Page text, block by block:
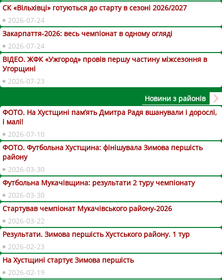
СК «Вільхівці» готуються до старту в сезоні 2026/2027
2026-07-24
Закарпаття-2026: весь чемпіонат в одному огляді
2026-07-24
ВІДЕО. ЖФК «Ужгород» провів першу частину міжсезоння в
Угорщині
2026-07-23
Новини з районів
ФОТО. На Хустщині пам’ять Дмитра Радя вшанували і дорослі,
і малі!
2026-07-10
ФОТО. Футбольна Хустщина: фінішувала Зимова першість
району
2026-03-30
Футбольна Мукачівщина: результати 2 туру чемпіонату
2026-03-30
Стартував чемпіонат Мукачівського району-2026
2026-03-22
Результати. Зимова першість Хустського району. 1 тур
2026-02-23
На Хустщині стартує Зимова першість
2026-02-19